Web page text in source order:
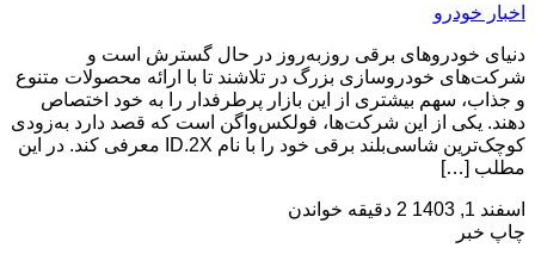
اخبار خودرو
دنیای خودروهای برقی روزبه‌روز در حال گسترش است و
شرکت‌های خودروسازی بزرگ در تلاشند تا با ارائه محصولات متنوع
و جذاب، سهم بیشتری از این بازار پرطرفدار را به خود اختصاص
دهند. یکی از این شرکت‌ها، فولکس‌واگن است که قصد دارد به‌زودی
کوچک‌ترین شاسی‌بلند برقی خود را با نام ID.2X معرفی کند. در این
مطلب […]
اسفند 1, 1403
2 دقیقه خواندن
چاپ خبر